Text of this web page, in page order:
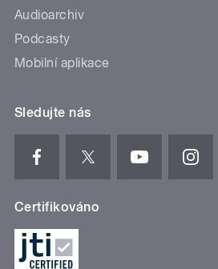
Audioarchiv
Podcasty
Mobilní aplikace
Sledujte nás
Certifikováno